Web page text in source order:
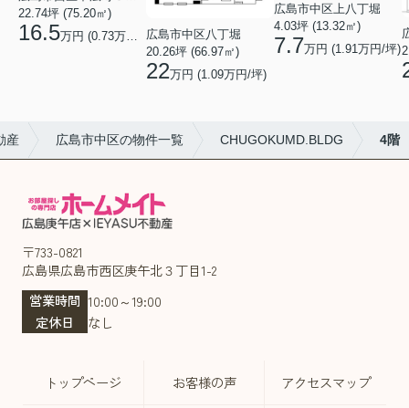
22.74坪 (75.20㎡)
16.5万円 (0.73万円/坪)
広島市中区八丁堀
20.26坪 (66.97㎡)
22万円 (1.09万円/坪)
広島市中区上八丁堀
4.03坪 (13.32㎡)
7.7万円 (1.91万円/坪)
産 広島市中区の物件一覧 CHUGOKUMD.BLDG 4階
〒733-0821
広島県広島市西区庚午北３丁目1-2
営業時間 10:00～19:00
定休日
なし
トップページ お客様の声 アクセスマップ